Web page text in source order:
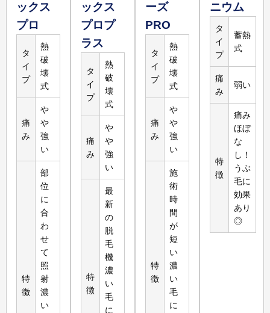
脚
詳しく
見る
39,800円
脚3回
対応なし
ックス
プロ
タ
イ
プ
熱
破
壊
式
痛
み
や
や
強
い
特
徴
部
位
に
合
わ
せ
て
照
射
濃
い
ックス
プロプ
ラス
タ
イ
プ
熱
破
壊
式
痛
み
や
や
強
い
特
徴
最
新
の
脱
毛
機
濃
い
毛
に
ーズ
PRO
タ
イ
プ
熱
破
壊
式
痛
み
や
や
強
い
特
徴
施
術
時
間
が
短
い
濃
い
毛
に
ニウム
タ
イ
プ
蓄熱
式
痛
み
弱い
特
徴
痛み
ほぼ
な
し！
うぶ
毛に
効果
あり
◎